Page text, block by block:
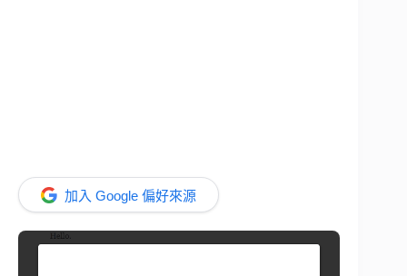
加入 Google 偏好來源